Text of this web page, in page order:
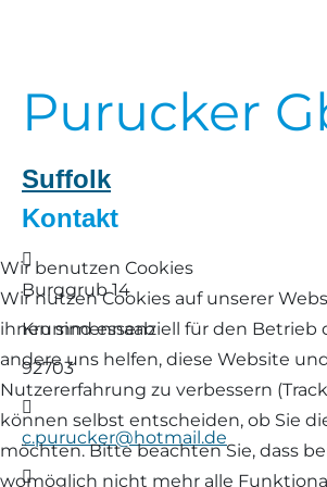
Purucker
Suffolk
Kontakt
Adresse
Burggrub 14
Krummennaab
92703
c.purucker@hotmail.de
Telefon
Wir benutzen Cookies
Wir nutzen Cookies auf unserer
ihnen sind essenziell für den Betrieb
andere uns helfen, diese Website
Nutzererfahrung zu verbessern
können selbst entscheiden, ob Sie
möchten. Bitte beachten Sie, dass
womöglich nicht mehr alle
Links Züchter-Internetseiten
Futtrationsrechner
Neueinsteiger
Fachberater in Bayern
Lineare Beurteilung Zahnstellung
Erfassung der Euterreinheit
Weißes Bergschaf
Rouge de Roussillon
Schwarzes Villnösser Schaf
Shetland
Skudde
South Down
Soayschaf